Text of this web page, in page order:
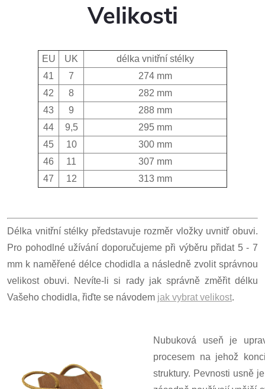
Velikosti
EU UK
délka vnitřní stélky
41
7
274 mm
42
8
282 mm
43
9
288 mm
44
9,5
295 mm
45
10
300 mm
46
11
307 mm
47
12 313 mm
Délka vnitřní stélky představuje rozměr vložky uvnitř obuvi.
Pro pohodlné užívání doporučujeme při výběru přidat 5 - 7
mm k naměřené délce chodidla a následně zvolit správnou
velikost obuvi. Nevíte-li si rady jak správně změřit délku
Vašeho chodidla, řiďte se návodem jak vybrat velikost.
Nubuková useň je
procesem na jehož
struktury. Pevnosti usně